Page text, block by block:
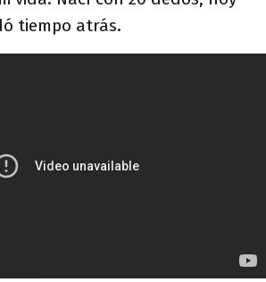
tiempo atrás.